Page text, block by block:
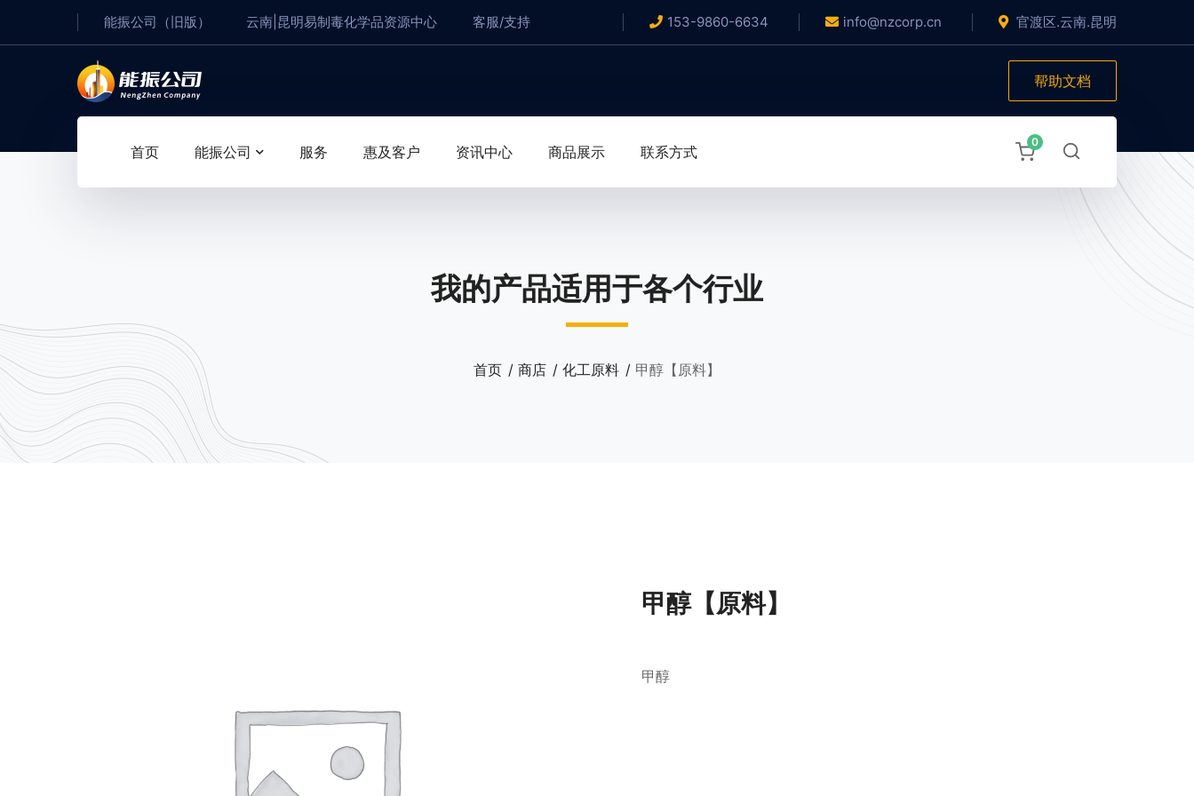
能振公司（旧版） 云南|昆明易制毒化学品资源中心 客服/支持 153-9860-6634 info@nzcorp.cn 官渡区.云南.昆明
帮助文档
首页 能振公司 服务 惠及客户 资讯中心 商品展示 联系方式
0
我的产品适用于各个行业
首页 商店 化工原料 甲醇【原料】
甲醇【原料】
甲醇